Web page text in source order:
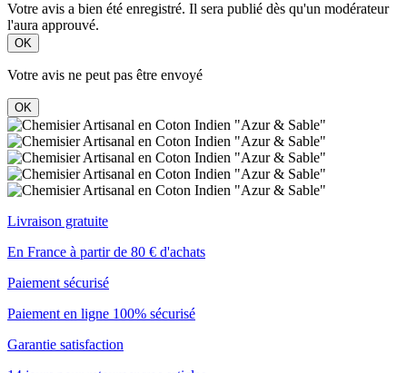
Votre avis a bien été enregistré. Il sera publié dès qu'un modérateur
l'aura approuvé.
OK
Votre avis ne peut pas être envoyé
OK
Livraison gratuite
En France à partir de 80 € d'achats
Paiement sécurisé
Paiement en ligne 100% sécurisé
Garantie satisfaction